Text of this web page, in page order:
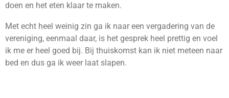
doen en het eten klaar te maken.
Met echt heel weinig zin ga ik naar een vergadering van de
vereniging, eenmaal daar, is het gesprek heel prettig en voel
ik me er heel goed bij. Bij thuiskomst kan ik niet meteen naar
bed en dus ga ik weer laat slapen.